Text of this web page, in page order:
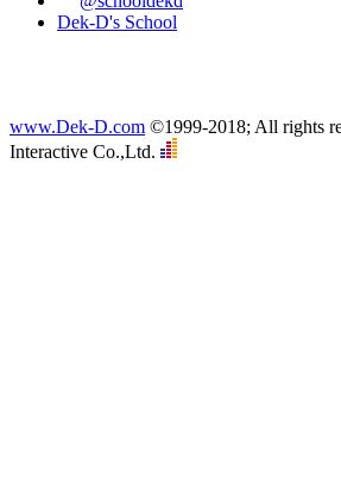
Dek-D's School
www.Dek-D.com ©1999-2018; All rights
Interactive Co.,Ltd.